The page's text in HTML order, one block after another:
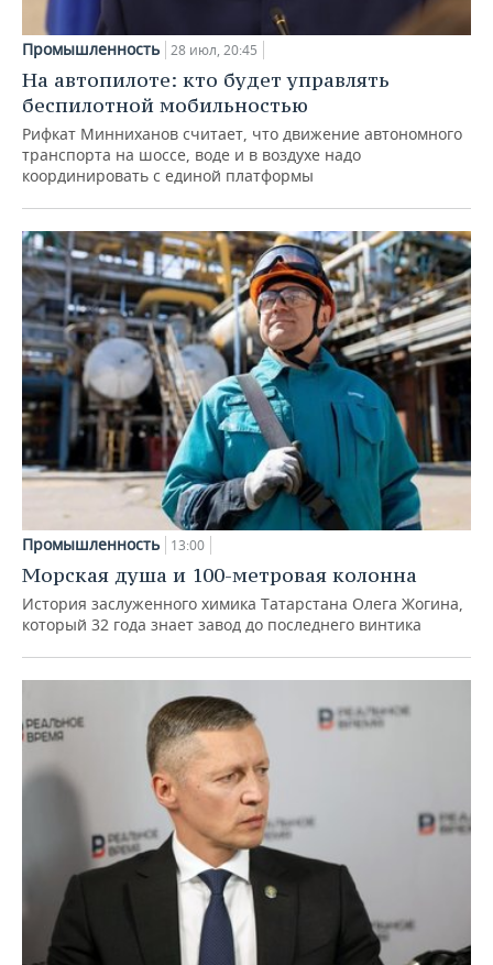
Промышленность 28 июл, 20:45
На автопилоте: кто будет управлять
беспилотной мобильностью
Рифкат Минниханов считает, что движение автономного
транспорта на шоссе, воде и в воздухе надо
координировать с единой платформы
Промышленность 13:00
Морская душа и 100-метровая колонна
История заслуженного химика Татарстана Олега Жогина,
который 32 года знает завод до последнего винтика